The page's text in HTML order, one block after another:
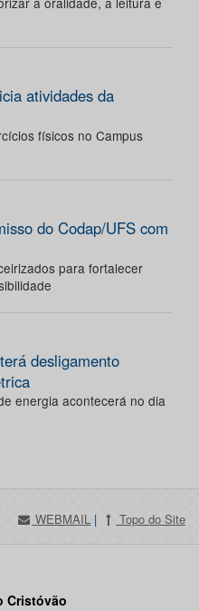
atividades da
físicos no Campus
do Codap/UFS com
para fortalecer
desligamento
energia acontecerá no dia
WEBMAIL | Topo do Site
Cristóvão